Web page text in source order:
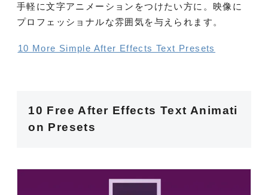
手軽に文字アニメーションをつけたい方に。映像に
プロフェッショナルな雰囲気を与えられます。
10 More Simple After Effects Text Presets
10 Free After Effects Text Animati
on Presets